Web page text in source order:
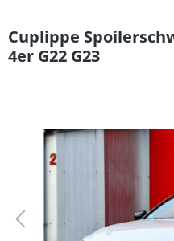
Cuplippe
4er G22 G23
Bildergalerie überspringen